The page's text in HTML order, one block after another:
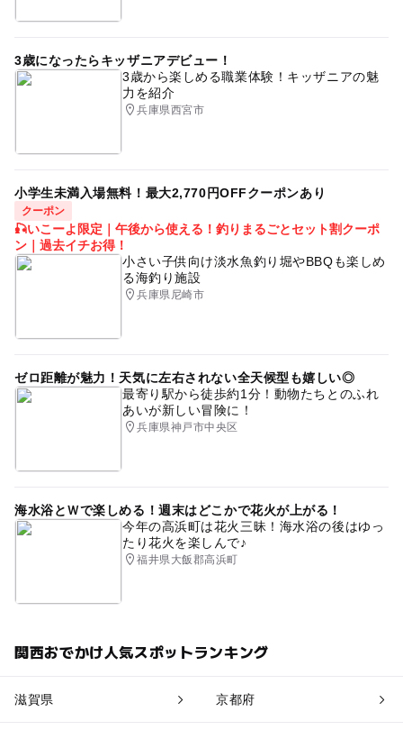
3歳になったらキッザニアデビュー！
3歳から楽しめる職業体験！キッザニアの魅
力を紹介
兵庫県西宮市
小学生未満入場無料！最大2,770円OFFクーポンあり
クーポン
🎣いこーよ限定｜午後から使える！釣りまるごとセット割クーポ
ン｜過去イチお得！
小さい子供向け淡水魚釣り堀やBBQも楽しめ
る海釣り施設
兵庫県尼崎市
ゼロ距離が魅力！天気に左右されない全天候型も嬉しい◎
最寄り駅から徒歩約1分！動物たちとのふれ
あいが新しい冒険に！
兵庫県神戸市中央区
海水浴とＷで楽しめる！週末はどこかで花火が上がる！
今年の高浜町は花火三昧！海水浴の後はゆっ
たり花火を楽しんで♪
福井県大飯郡高浜町
関西おでかけ人気スポットランキング
滋賀県 京都府